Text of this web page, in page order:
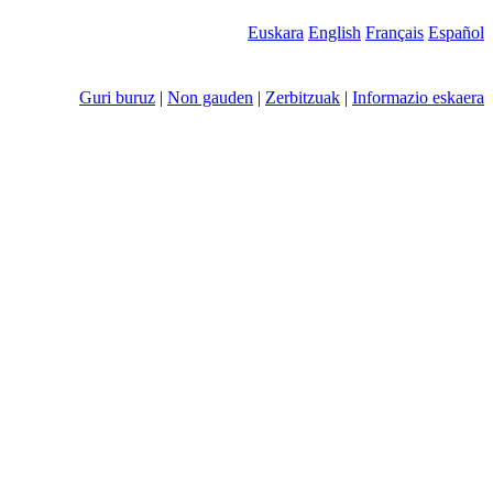
Euskara English Français Español
Guri buruz | Non gauden | Zerbitzuak | Informazio eskaera